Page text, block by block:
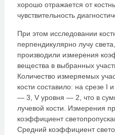
хорошо отражается от
чувствительность
При этом исследовании
перпендикулярно лучу
производили измерения
вещества в выбранных
Количество измеряемых
кости составило: на срезе
— 3, V уровня — 2, что в
лучевой кости. Измерения
коэффициент
Средний коэффициент